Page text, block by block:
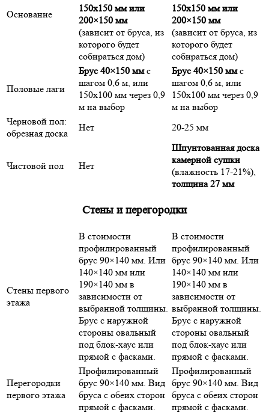
Основание
150х150 мм или
200×150 мм
(зависит от бруса, из
которого будет
собираться дом)
150х150 мм или
200×150 мм
(зависит от бруса, из
которого будет
собираться дом)
Половые лаги
Брус 40×150 ммс
шагом 0,6 м, или
150х100 мм через 0,9
м на выбор
Брус 40×150 ммс
шагом 0,6 м, или
150х100 мм через 0,9
м на выбор
Черновой пол:
обрезная доска
Нет 20-25 мм
Чистовой пол Нет
Шпунтованная доска
камерной сушки
(влажность 17-21%),
толщина 27 мм
Стены и перегородки
Стены первого
этажа
В стоимости
профилированный
брус 90×140 мм. Или
140×140 мм или
190×140 мм в
зависимости от
выбранной толщины.
Брус с наружной
стороны овальный
под блок-хаус или
прямой с фасками.
В стоимости
профилированный
брус 90×140 мм. Или
140×140 мм или
190×140 мм в
зависимости от
выбранной толщины.
Брус с наружной
стороны овальный
под блок-хаус или
прямой с фасками.
Перегородки
первого этажа
Профилированный
брус 90×140 мм. Вид
бруса с обеих сторон
прямой с фасками.
Профилированный
брус 90×140 мм. Вид
бруса с обеих сторон
прямой с фасками.